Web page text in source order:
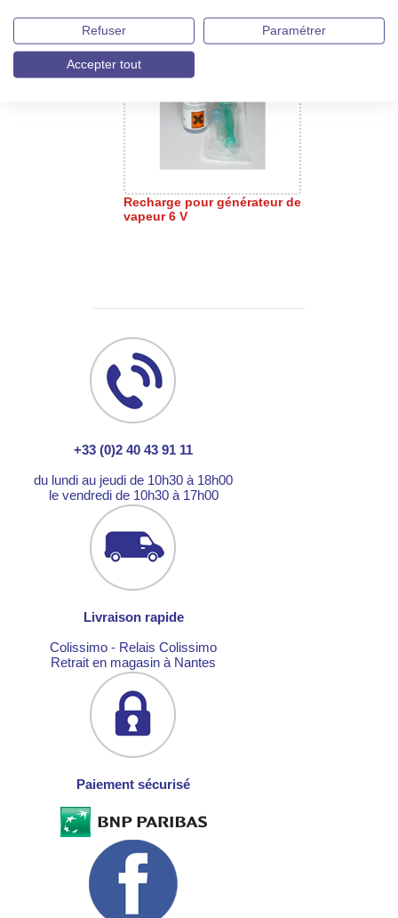
New Cap Maquettes
vous recommande
Recharge pour générateur de
vapeur 6 V
+33 (0)2 40 43 91 11
du lundi au jeudi de 10h30 à 18h00
le vendredi de 10h30 à 17h00
Livraison rapide
Colissimo - Relais Colissimo
Retrait en magasin à Nantes
Paiement sécurisé
Refuser Paramétrer
Accepter tout